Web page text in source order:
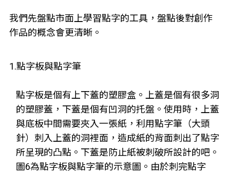
我們先盤點市面上學習點字的工具，盤點後對創作
作品的概念會更清晰。
1.點字板與點字筆
點字板是個有上下蓋的塑膠盒。上蓋是個有很多洞
的塑膠蓋，下蓋是個有凹洞的托盤。使用時，上蓋
與底板中間需要夾入一張紙，利用點字筆（大頭
針）刺入上蓋的洞裡面，造成紙的背面刺出了點字
所呈現的凸點。下蓋是防止紙被刺破所設計的吧。
圖6為點字板與點字筆的示意圖。由於刺完點字